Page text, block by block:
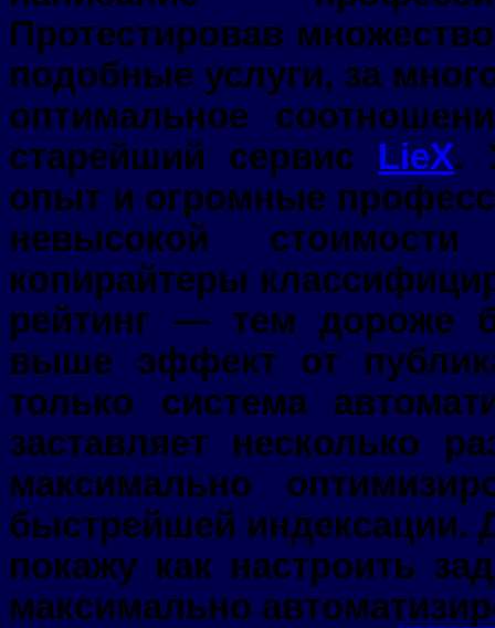
Протестировав
подобные услуги, за
оптимальное
старейший сервис LieX.
опыт и огромные
невысокой
копирайтеры
рейтинг — тем дороже
выше эффект от
только система
заставляет несколько
максимально
быстрейшей индексации.
покажу как настроить
максимально